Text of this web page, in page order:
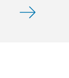
Wuppertals